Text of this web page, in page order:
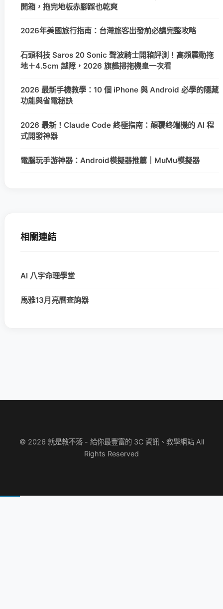
開箱，拖完地板赤腳踩也乾爽
2026年美國旅行指南：台灣旅客出發前必讀完整攻略
石頭科技 Saros 20 Sonic 聲波騎士開箱評測！高頻震動拖
地＋4.5cm 越障，2026 旗艦掃拖機皇一次看
2026 最新手機教學：10 個 iPhone 與 Android 必學的隱藏
功能與省電秘訣
2026 最新！Claude Code 終極指南：顛覆終端機的 AI 程
式開發神器
電腦玩手游神器：Android模擬器推薦｜MuMu模擬器
相關連結
AI 八字命理學堂
馬雅13月亮曆查詢器
© 2026 就是教不落 - 給你最豐富的 3C 資訊、教學網站 All
Rights Reserved